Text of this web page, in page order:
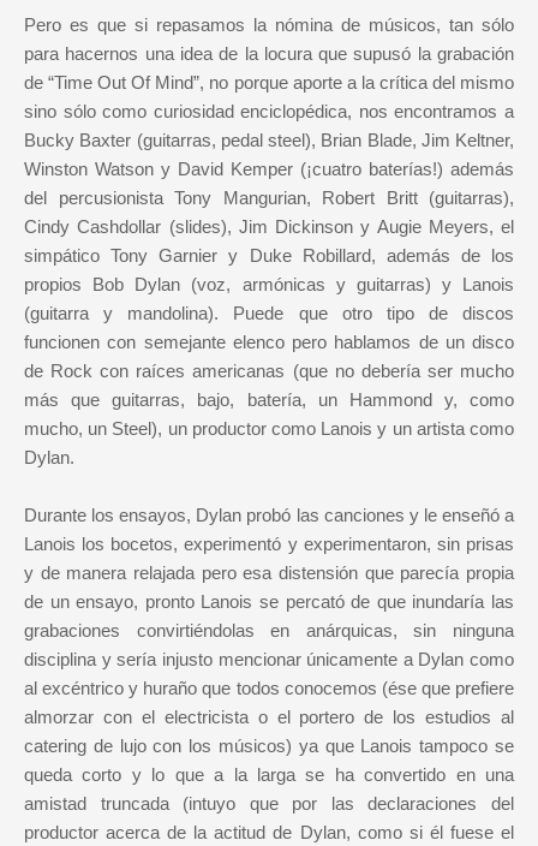
Pero es que si repasamos la nómina de músicos, tan sólo
para hacernos una idea de la locura que supusó la grabación
de “Time Out Of Mind”, no porque aporte a la crítica del mismo
sino sólo como curiosidad enciclopédica, nos encontramos a
Bucky Baxter (guitarras, pedal steel), Brian Blade, Jim Keltner,
Winston Watson y David Kemper (¡cuatro baterías!) además
del percusionista Tony Mangurian, Robert Britt (guitarras),
Cindy Cashdollar (slides), Jim Dickinson y Augie Meyers, el
simpático Tony Garnier y Duke Robillard, además de los
propios Bob Dylan (voz, armónicas y guitarras) y Lanois
(guitarra y mandolina). Puede que otro tipo de discos
funcionen con semejante elenco pero hablamos de un disco
de Rock con raíces americanas (que no debería ser mucho
más que guitarras, bajo, batería, un Hammond y, como
mucho, un Steel), un productor como Lanois y un artista como
Dylan.
Durante los ensayos, Dylan probó las canciones y le enseñó a
Lanois los bocetos, experimentó y experimentaron, sin prisas
y de manera relajada pero esa distensión que parecía propia
de un ensayo, pronto Lanois se percató de que inundaría las
grabaciones convirtiéndolas en anárquicas, sin ninguna
disciplina y sería injusto mencionar únicamente a Dylan como
al excéntrico y huraño que todos conocemos (ése que prefiere
almorzar con el electricista o el portero de los estudios al
catering de lujo con los músicos) ya que Lanois tampoco se
queda corto y lo que a la larga se ha convertido en una
amistad truncada (intuyo que por las declaraciones del
productor acerca de la actitud de Dylan, como si él fuese el